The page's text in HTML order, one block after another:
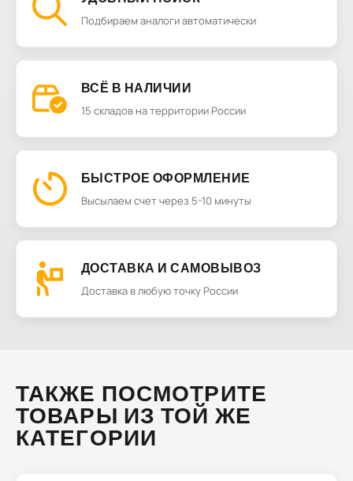
Подбираем аналоги автоматически
ВСЁ В НАЛИЧИИ
15 складов на территории России
БЫСТРОЕ ОФОРМЛЕНИЕ
Высылаем счет через 5-10 минуты
ДОСТАВКА И САМОВЫВОЗ
Доставка в любую точку России
ТАКЖЕ ПОСМОТРИТЕ
ТОВАРЫ ИЗ ТОЙ ЖЕ
КАТЕГОРИИ